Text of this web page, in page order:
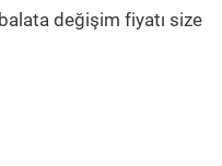
değişim fiyatı size